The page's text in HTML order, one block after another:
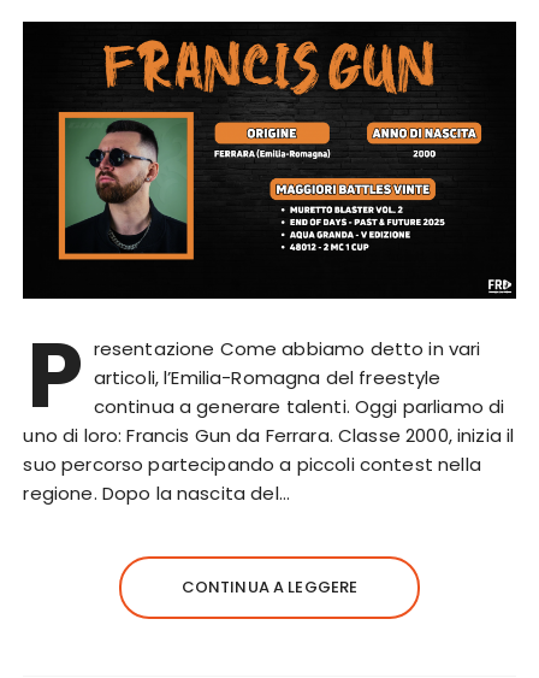
P resentazione Come abbiamo detto in vari
articoli, l’Emilia-Romagna del freestyle
continua a generare talenti. Oggi parliamo di
uno di loro: Francis Gun da Ferrara. Classe 2000, inizia il
suo percorso partecipando a piccoli contest nella
regione. Dopo la nascita del…
CONTINUA A LEGGERE